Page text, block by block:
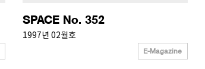
SPACE No. 352
1997년 02월호
E-Magazine